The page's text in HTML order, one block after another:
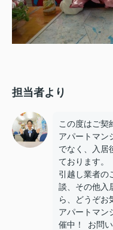
担当者より
この度はご契
アパートマン
でなく、入居
ております。
引越し業者の
談、その他入
ら、どうぞお
アパートマン
催中！ お問